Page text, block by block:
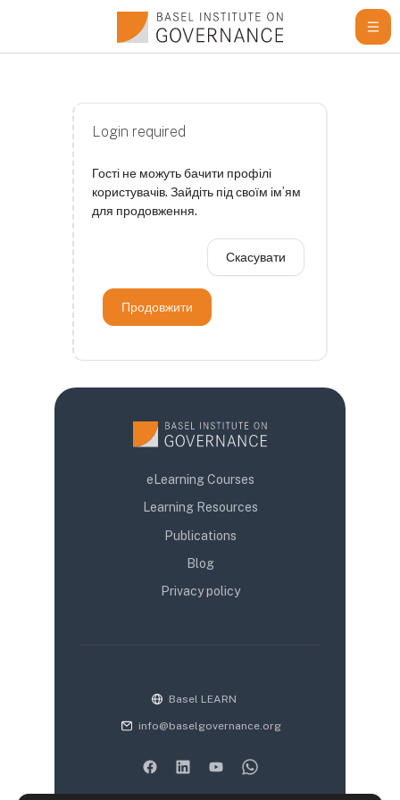
Login required
Гості не можуть бачити профілі
користувачів. Зайдіть під своїм ім’ям
для продовження.
Скасувати
Продовжити
eLearning Courses
Learning Resources
Publications
Blog
Privacy policy
Basel LEARN
info@baselgovernance.org